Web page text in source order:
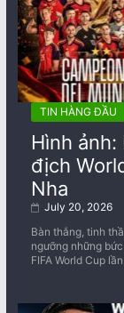
TIN HÀNG ĐẦU
Hình
địch
Nha
July 20, 2026
Bàn thắng, tinh
ngưỡng những
FIFA World Cup